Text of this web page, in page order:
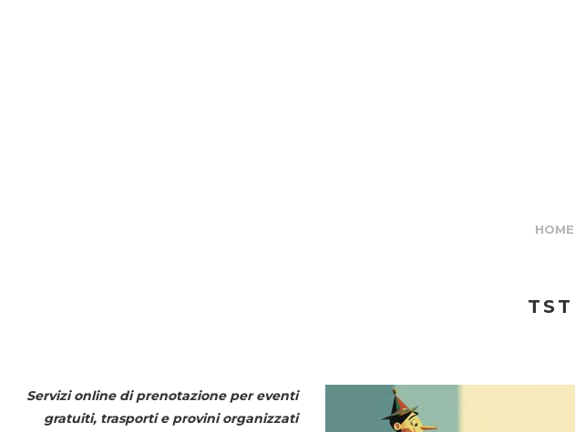
HOME
Servizi online di prenotazione per eventi
gratuiti, trasporti e provini organizzati